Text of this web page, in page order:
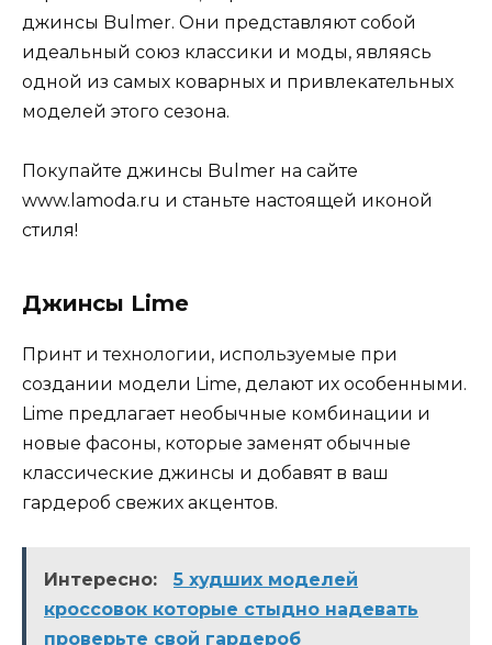
джинсы Bulmer. Они представляют собой
идеальный союз классики и моды, являясь
одной из самых коварных и привлекательных
моделей этого сезона.
Покупайте джинсы Bulmer на сайте
www.lamoda.ru и станьте настоящей иконой
стиля!
Джинсы Lime
Принт и технологии, используемые при
создании модели Lime, делают их особенными.
Lime предлагает необычные комбинации и
новые фасоны, которые заменят обычные
классические джинсы и добавят в ваш
гардероб свежих акцентов.
Интересно:
5 худших моделей
кроссовок которые стыдно надевать
проверьте свой гардероб